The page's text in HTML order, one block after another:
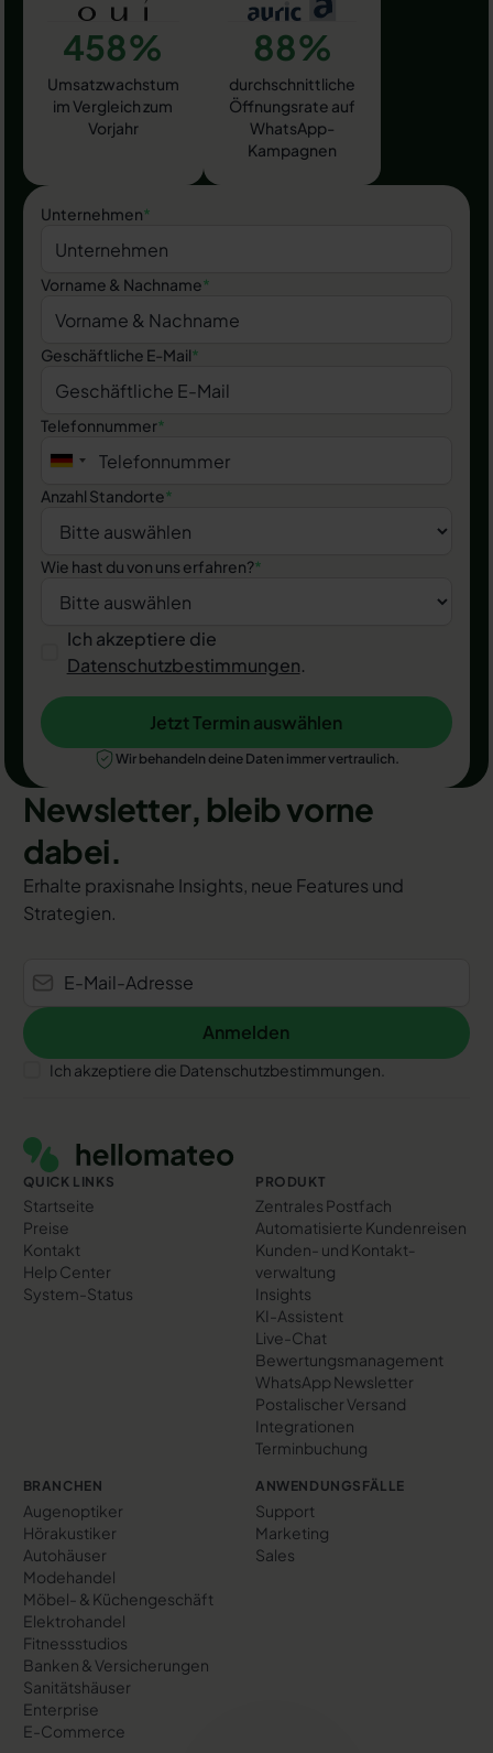
458%
Umsatzwachstum
im Vergleich zum
Vorjahr
88%
durchschnittliche
Öffnungsrate auf
WhatsApp-
Kampagnen
Unternehmen*
Vorname & Nachname*
Geschäftliche E-Mail*
Telefonnummer*
Anzahl Standorte*
Wie hast du von uns erfahren?*
Ich akzeptiere die
Datenschutzbestimmungen.
Jetzt Termin auswählen
Jetzt Termin auswählen
Wir behandeln deine Daten immer vertraulich.
Newsletter, bleib vorne
dabei.
Erhalte praxisnahe Insights, neue Features und
Strategien.
Anmelden
Anmelden
Ich akzeptiere die Datenschutzbestimmungen.
QUICK LINKS
Startseite
Preise
Kontakt
Help Center
System-Status
PRODUKT
Zentrales Postfach
Automatisierte Kundenreisen
Kunden- und Kontakt­
verwaltung
Insights
KI-Assistent
Live-Chat
Bewertungs­management
WhatsApp Newsletter
Postalischer Versand
Integrationen
Terminbuchung
BRANCHEN
Augenoptiker
Hörakustiker
Autohäuser
Modehandel
Möbel- & Küchengeschäft
Elektrohandel
Fitnessstudios
Banken & Versicherungen
Sanitätshäuser
Enterprise
E-Commerce
ANWENDUNGSFÄLLE
Support
Marketing
Sales